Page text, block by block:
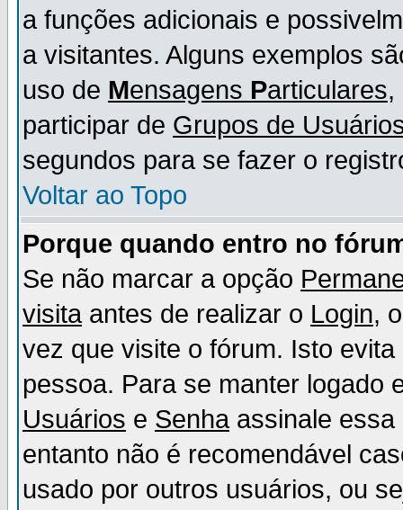
a funções adicionais e
a visitantes. Alguns exemplos
uso de Mensagens Particulares,
participar de Grupos de
segundos para se fazer o
Voltar ao Topo
Porque quando entro no
Se não marcar a opção
visitaantes de realizar o Login,
vez que visite o fórum. Isto
pessoa. Para se manter
Usuários e Senhaassinale essa
entanto não é recomendável
usado por outros usuários, ou